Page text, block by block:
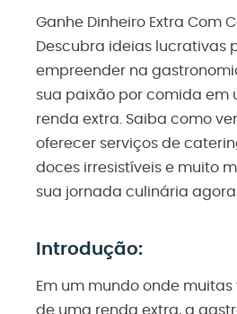
Ganhe Dinheiro Extra Com
Descubra ideias lucrativas
empreender na
sua paixão por comida em
renda extra. Saiba como
oferecer serviços de
doces irresistíveis e muito
sua jornada culinária
Introdução:
Em um mundo onde
de uma renda extra, a